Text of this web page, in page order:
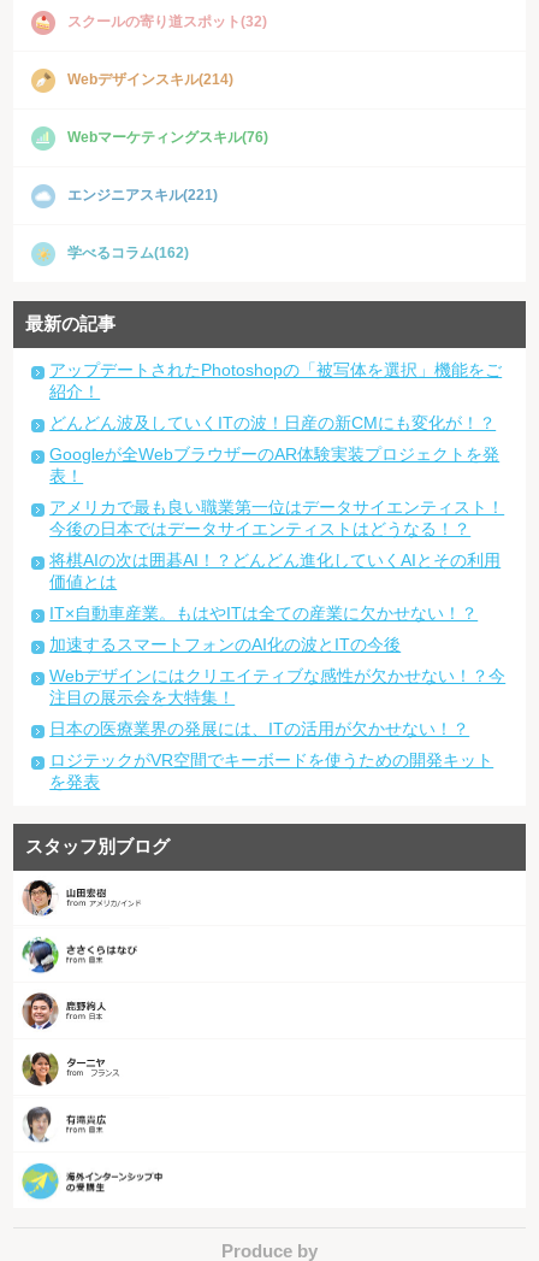
スクールの寄り道スポット(32)
Webデザインスキル(214)
Webマーケティングスキル(76)
エンジニアスキル(221)
学べるコラム(162)
最新の記事
アップデートされたPhotoshopの「被写体を選択」機能をご
紹介！
どんどん波及していくITの波！日産の新CMにも変化が！？
Googleが全WebブラウザーのAR体験実装プロジェクトを発
表！
アメリカで最も良い職業第一位はデータサイエンティスト！
今後の日本ではデータサイエンティストはどうなる！？
将棋AIの次は囲碁AI！？どんどん進化していくAIとその利用
価値とは
IT×自動車産業。もはやITは全ての産業に欠かせない！？
加速するスマートフォンのAI化の波とITの今後
Webデザインにはクリエイティブな感性が欠かせない！？今
注目の展示会を大特集！
日本の医療業界の発展には、ITの活用が欠かせない！？
ロジテックがVR空間でキーボードを使うための開発キット
を発表
スタッフ別ブログ
Produce by